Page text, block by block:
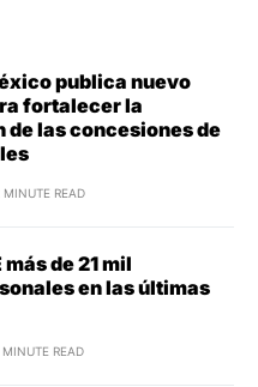
publica nuevo
fortalecer la
las concesiones de
MINUTE READ
de 21 mil
en las últimas
MINUTE READ